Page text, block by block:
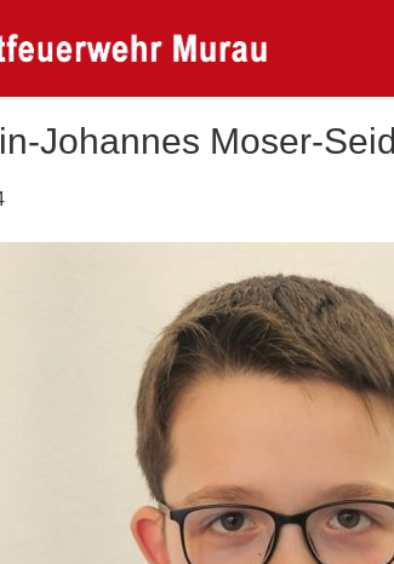
Johannes Moser-Seidl